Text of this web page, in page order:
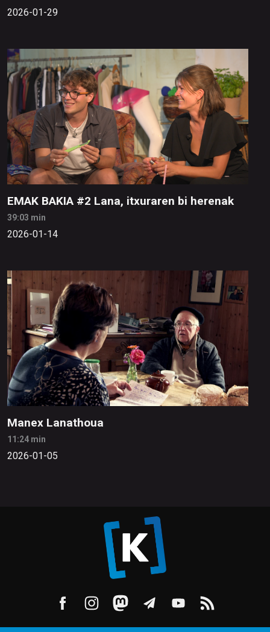
2026-01-29
EMAK BAKIA #2 Lana, itxuraren bi herenak
39:03 min
2026-01-14
Manex Lanathoua
11:24 min
2026-01-05